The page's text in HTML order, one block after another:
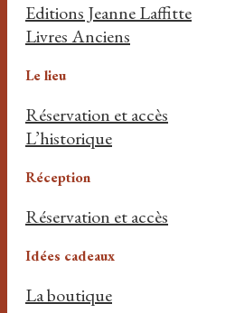
Editions Jeanne Laffitte
Livres Anciens
Le lieu
Réservation et accès
L’historique
Réception
Réservation et accès
Idées cadeaux
La boutique